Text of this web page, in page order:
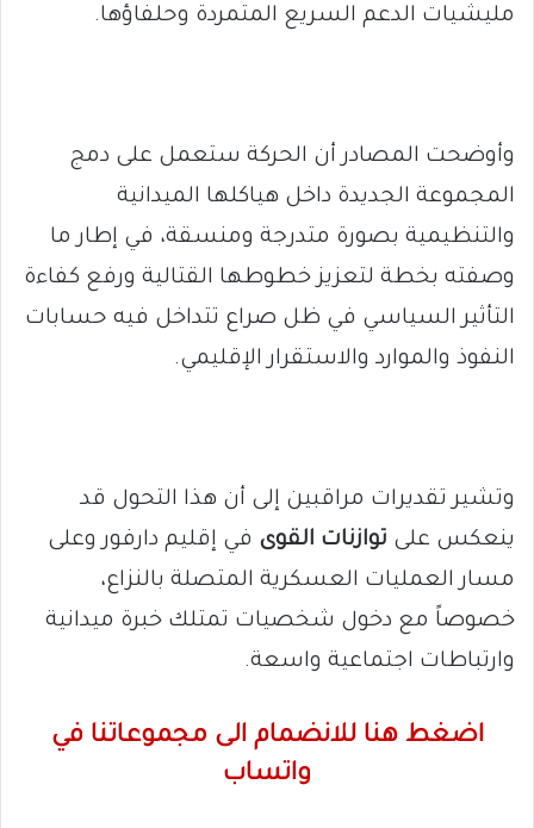
مليشيات الدعم السريع المتمردة وحلفاؤها.
وأوضحت المصادر أن الحركة ستعمل على دمج
المجموعة الجديدة داخل هياكلها الميدانية
والتنظيمية بصورة متدرجة ومنسقة، في إطار ما
وصفته بخطة لتعزيز خطوطها القتالية ورفع كفاءة
التأثير السياسي في ظل صراع تتداخل فيه حسابات
النفوذ والموارد والاستقرار الإقليمي.
وتشير تقديرات مراقبين إلى أن هذا التحول قد
ينعكس على توازنات القوى في إقليم دارفور وعلى
مسار العمليات العسكرية المتصلة بالنزاع،
خصوصاً مع دخول شخصيات تمتلك خبرة ميدانية
وارتباطات اجتماعية واسعة.
اضغط هنا للانضمام الى مجموعاتنا في
واتساب